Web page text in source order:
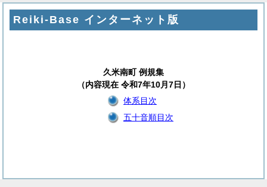
Reiki-Base インターネット版
久米南町 例規集
（内容現在 令和7年10月7日）
体系目次
五十音順目次